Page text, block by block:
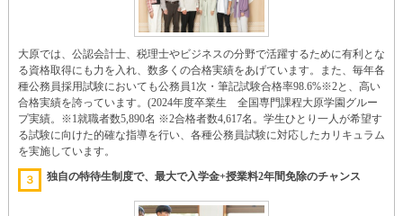
大原では、公認会計士、税理士やビジネスの分野で活躍するために有利とな
る資格取得にも力を入れ、数多くの合格実績をあげています。また、毎年各
種公務員採用試験においても公務員1次・筆記試験合格率98.6%※2と、高い
合格実績を誇っています。(2024年度卒業生 全国専門課程大原学園グルー
プ実績。※1就職者数5,890名 ※2合格者数4,617名。学生ひとり一人が希望す
る試験に向けた的確な指導を行い、各種公務員試験に対応したカリキュラム
を実施しています。
３ 独自の特待生制度で、最大で入学金+授業料2年間免除のチャンス